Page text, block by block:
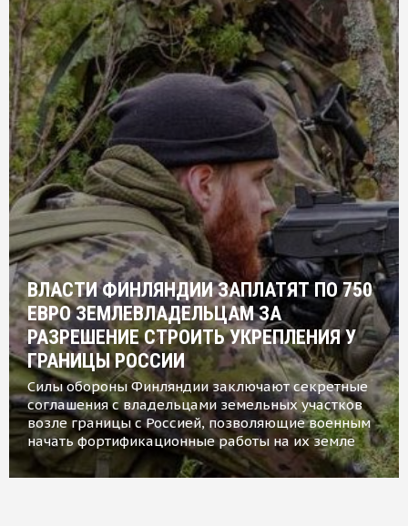
ВЛАСТИ ФИНЛЯНДИИ ЗАПЛАТЯТ ПО 750
ЕВРО ЗЕМЛЕВЛАДЕЛЬЦАМ ЗА
РАЗРЕШЕНИЕ СТРОИТЬ УКРЕПЛЕНИЯ У
ГРАНИЦЫ РОССИИ
Силы обороны Финляндии заключают секретные
соглашения с владельцами земельных участков
возле границы с Россией, позволяющие военным
начать фортификационные работы на их земле